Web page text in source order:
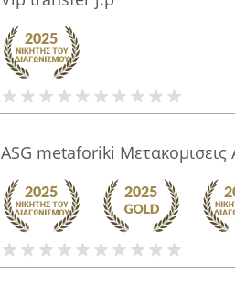
ASG metaforiki